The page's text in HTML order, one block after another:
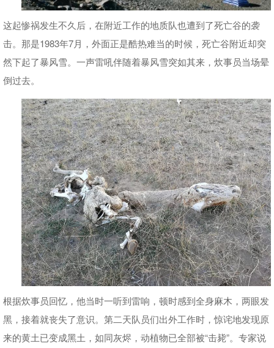
这起惨祸发生不久后，在附近工作的地质队也遭到了死亡谷的袭
击。那是1983年7月，外面正是酷热难当的时候，死亡谷附近却突
然下起了暴风雪。一声雷吼伴随着暴风雪突如其来，炊事员当场晕
倒过去。
根据炊事员回忆，他当时一听到雷响，顿时感到全身麻木，两眼发
黑，接着就丧失了意识。第二天队员们出外工作时，惊诧地发现原
来的黄土已变成黑土，如同灰烬，动植物已全部被“击毙”。专家说